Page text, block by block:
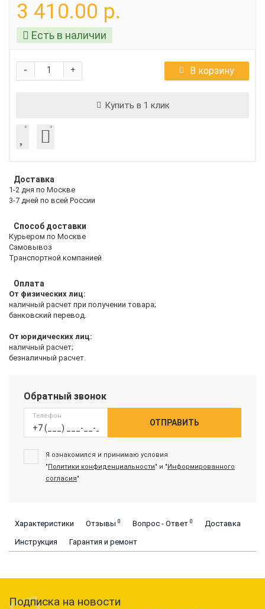
3 410.00 р.
Есть в наличии
+
- В корзину
Купить в 1 клик
Доставка
1-2 дня по Москве
3-7 дней по всей России
Способ доставки
Курьером по Москве
Самовывоз
Транспортной компанией
Оплата
От физических лиц:
наличный расчет при получении товара;
банковский перевод.
От юридических лиц:
наличный расчет;
безналичный расчет.
Обратный звонок
Телефон
ОТПРАВИТЬ
Я ознакомился и принимаю условия
"Политики конфиденциальности" и "Информированного
согласия"
Характеристики Отзывы 0 Вопрос - Ответ 0 Доставка
Инструкция Гарантия и ремонт
Подписка на новости